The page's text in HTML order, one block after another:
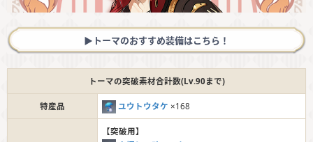
▶︎トーマのおすすめ装備はこちら！
トーマの突破素材合計数(Lv.90まで)
特産品 ユウトウタケ ×168
【突破用】